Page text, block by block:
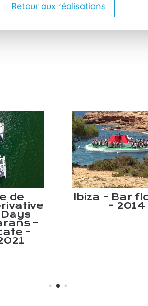
Retour aux réalisations
de
–
–
Ibiza – Bar
– 2014